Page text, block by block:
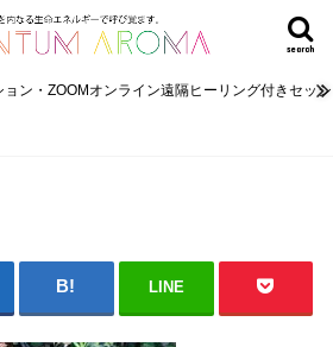
search
ン・ZOOMオンライン遠隔ヒーリング付きセッ
LINE